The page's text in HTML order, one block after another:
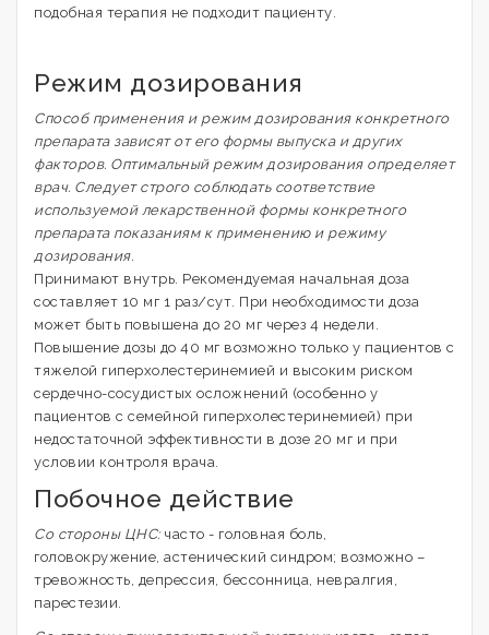
подобная терапия не подходит пациенту.
Режим дозирования
Способ применения и режим дозирования конкретного
препарата зависят от его формы выпуска и других
факторов. Оптимальный режим дозирования определяет
врач. Следует строго соблюдать соответствие
используемой лекарственной формы конкретного
препарата показаниям к применению и режиму
дозирования.
Принимают внутрь. Рекомендуемая начальная доза
составляет 10 мг 1 раз/сут. При необходимости доза
может быть повышена до 20 мг через 4 недели.
Повышение дозы до 40 мг возможно только у пациентов с
тяжелой гиперхолестеринемией и высоким риском
сердечно-сосудистых осложнений (особенно у
пациентов с семейной гиперхолестеринемией) при
недостаточной эффективности в дозе 20 мг и при
условии контроля врача.
Побочное действие
Со стороны ЦНС:часто - головная боль,
головокружение, астенический синдром; возможно –
тревожность, депрессия, бессонница, невралгия,
парестезии.